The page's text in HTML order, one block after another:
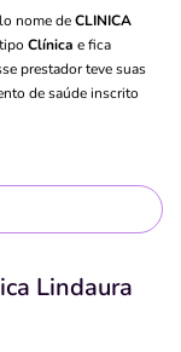
nome deCLINICA
Clínica e fica
prestador teve suas
de saúde inscrito
Lindaura